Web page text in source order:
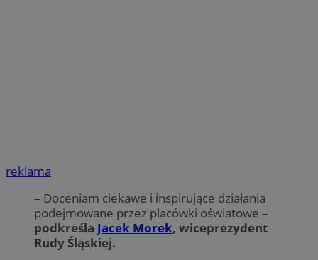
reklama
– Doceniam ciekawe i inspirujące działania
podejmowane przez placówki oświatowe –
podkreśla Jacek Morek, wiceprezydent
Rudy Śląskiej.